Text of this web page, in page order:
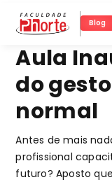
Blog
Aula
do
normal
Antes de mais
profissional
futuro? Aposto